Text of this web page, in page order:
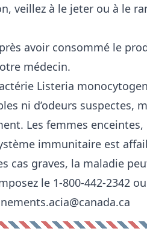
veillez à le jeter ou à le
avoir consommé le
médecin.
Listeria
ni d’odeurs suspectes,
Les femmes enceintes,
immunitaire est
cas graves, la maladie
le 1-800-442-2342